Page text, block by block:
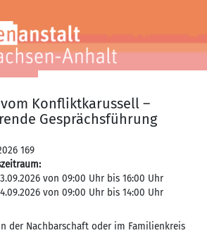
Konfliktkarussell –
Gesprächsführung
169
von 09:00 Uhr bis 16:00 Uhr
von 09:00 Uhr bis 14:00 Uhr
der Nachbarschaft oder im Familienkreis